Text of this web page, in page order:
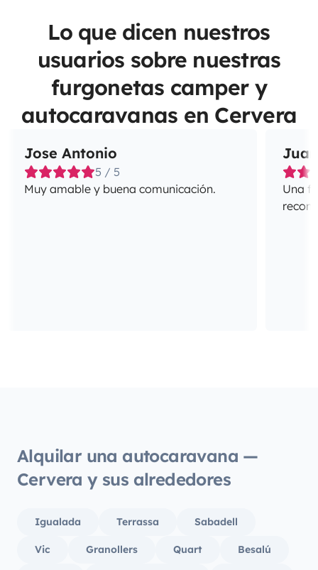
Lo que dicen nuestros
usuarios sobre nuestras
furgonetas camper y
autocaravanas en Cervera
Jose Antonio
5 / 5
Muy amable y buena comunicación.
Una
Alquilar una autocaravana —
Cervera y sus alrededores
Igualada Terrassa Sabadell
Vic Granollers Quart Besalú